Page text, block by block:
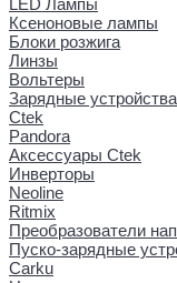
LED Лампы
Ксеноновые лампы
Блоки розжига
Линзы
Вольтеры
Зарядные устройства
Ctek
Pandora
Аксессуары Ctek
Инверторы
Neoline
Ritmix
Преобразователи
Пуско-зарядные
Carku